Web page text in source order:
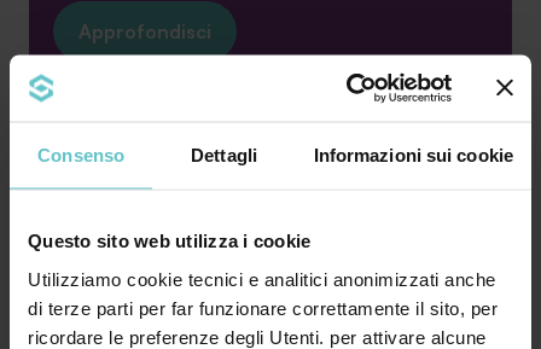
Consenso Dettagli Informazioni sui cookie
Questo sito web utilizza i cookie
Utilizziamo cookie tecnici e analitici anonimizzati anche
di terze parti per far funzionare correttamente il sito, per
ricordare le preferenze degli Utenti. per attivare alcune
Approfondisci
Luglio 2026 News
sull’iperammortamento? Scoprilo
ora con il nostro quiz estivo